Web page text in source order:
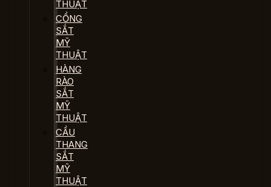
THUẬT
CỔNG
SẮT
MỸ
THUẬT
HÀNG
RÀO
SẮT
MỸ
THUẬT
CẦU
THANG
SẮT
MỸ
THUẬT